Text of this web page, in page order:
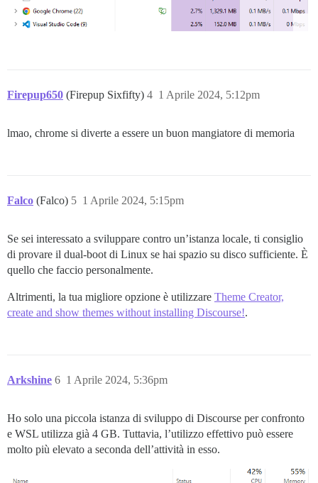
Firepup650 (Firepup Sixfifty) 1 Aprile 2024, 5:12pm
4
lmao, chrome si diverte a essere un buon mangiatore di memoria
Falco (Falco) 1 Aprile 2024, 5:15pm
5
Se sei interessato a sviluppare contro un’istanza locale, ti consiglio
di provare il dual-boot di Linux se hai spazio su disco sufficiente. È
quello che faccio personalmente.
Altrimenti, la tua migliore opzione è utilizzare Theme Creator,
create and show themes without installing Discourse!.
Arkshine 1 Aprile 2024, 5:36pm
6
Ho solo una piccola istanza di sviluppo di Discourse per confronto
e WSL utilizza già 4 GB. Tuttavia, l’utilizzo effettivo può essere
molto più elevato a seconda dell’attività in esso.